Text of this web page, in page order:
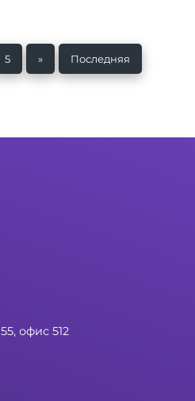
5 » Последняя
офис 512